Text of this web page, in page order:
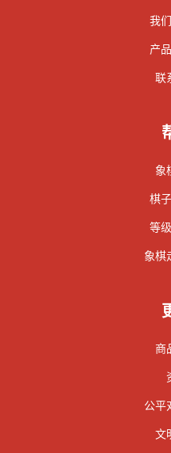
我
产
联
象
棋
等
象棋
商
公平
文